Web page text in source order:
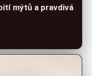
mýtů a pravdivá